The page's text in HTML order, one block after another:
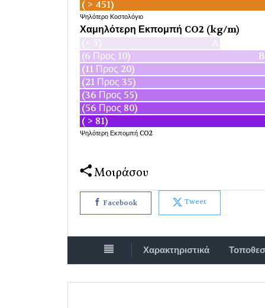
( > 451)
Ψηλότερο Κοστολόγιο
Χαμηλότερη Εκπομπή CO2 (kg/m)
(< 5)
A
(6 Προς 10)
B
(11 Προς 20)
(21 Προς 35)
(36 Προς 55)
(56 Προς 80)
( > 81)
Ψηλότερη Εκπομπή CO2
Μοιράσου
Facebook Tweet
Χαρακτηριστικά